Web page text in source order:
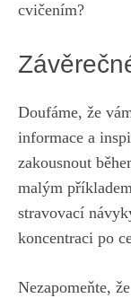
cvičením?
Doufáme, že
informace a
zakousnout
malým
stravovací
koncentraci po
Nezapomeňte,